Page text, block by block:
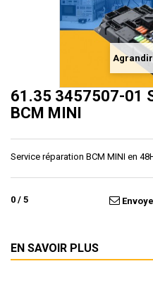
61.35 3457507-01
BCM MINI
Service réparation BCM MINI en
0 / 5
EN SAVOIR PLUS